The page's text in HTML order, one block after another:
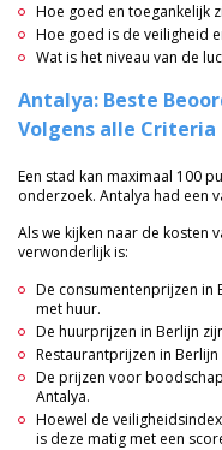
Hoe goed en toegankelijk
Hoe goed is de veiligheid
Wat is het niveau van de
Antalya: Beste
Volgens alle Criteria
Een stad kan maximaal 100
onderzoek. Antalya had een
Als we kijken naar de kosten
verwonderlijk is:
De consumentenprijzen in
met huur.
De huurprijzen in Berlijn
Restaurantprijzen in Berlijn
De prijzen voor
Antalya.
Hoewel de
is deze matig met een